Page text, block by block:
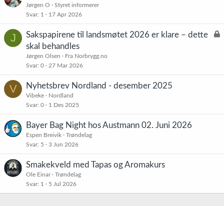
Jørgen O
Styret informerer
Svar 1 17 Apr 2026
J
L
Sakspapirene til landsmøtet 2026 er klare – dette
skal behandles
Jørgen Olsen
Fra Norbrygg.no
Svar 0 27 Mar 2026
V Nyhetsbrev Nordland - desember 2025
Vibeke
Nordland
Svar 0 1 Des 2025
Bayer Bag Night hos Austmann 02. Juni 2026
Espen Breivik
Trøndelag
Svar 5 3 Jun 2026
Smakekveld med Tapas og Aromakurs
Ole Einar
Trøndelag
Svar 1 5 Jul 2026